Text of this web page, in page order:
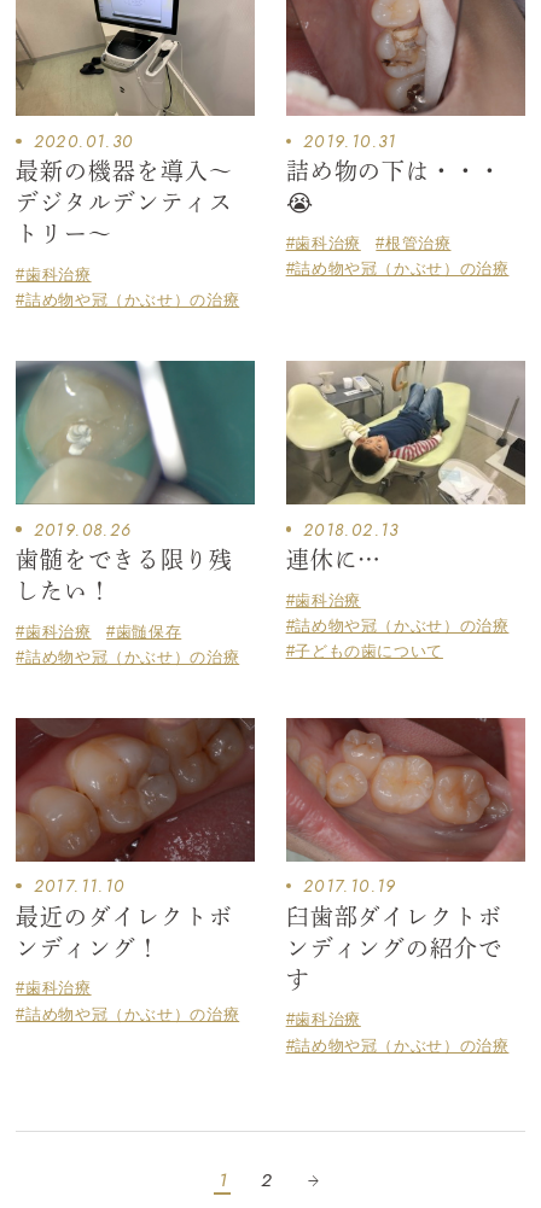
2020.01.30
最新の機器を導入〜
デジタルデンティス
トリー〜
#歯科治療
#詰め物や冠（かぶせ）の治療
2019.10.31
詰め物の下は・・・
😭
#歯科治療
#根管治療
#詰め物や冠（かぶせ）の治療
2019.08.26
歯髄をできる限り残
したい！
#歯科治療
#歯髄保存
#詰め物や冠（かぶせ）の治療
2018.02.13
連休に…
#歯科治療
#詰め物や冠（かぶせ）の治療
#子どもの歯について
2017.11.10
最近のダイレクトボ
ンディング！
#歯科治療
#詰め物や冠（かぶせ）の治療
2017.10.19
臼歯部ダイレクトボ
ンディングの紹介で
す
#歯科治療
#詰め物や冠（かぶせ）の治療
1 2